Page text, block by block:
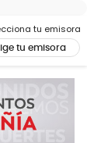
tu emisora
tu emisora